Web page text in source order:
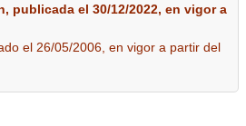
publicada el 30/12/2022, en vigor a
el 26/05/2006, en vigor a partir del